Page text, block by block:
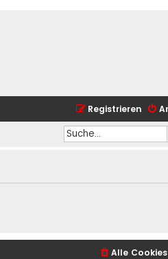
Registrieren
Alle